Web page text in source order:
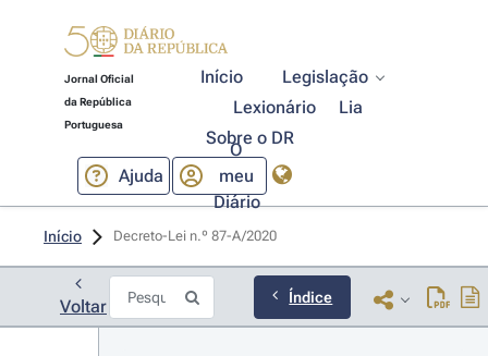
Jornal Oficial
da República
Portuguesa
Início
Legislação
Lexionário
Lia
Sobre o DR
Ajuda
O
meu
Diário
Início Decreto-Lei n.º 87-A/2020
Voltar Índice